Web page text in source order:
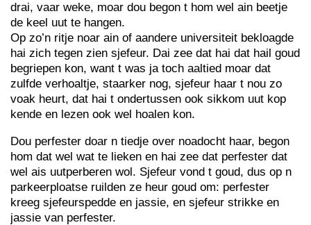
drai, vaar weke, moar dou begon t hom wel ain beetje
de keel uut te hangen.
Op zo’n ritje noar ain of aandere universiteit bekloagde
hai zich tegen zien sjefeur. Dai zee dat hai dat hail goud
begriepen kon, want t was ja toch aaltied moar dat
zulfde verhoaltje, staarker nog, sjefeur haar t nou zo
voak heurt, dat hai t ondertussen ook sikkom uut kop
kende en lezen ook wel hoalen kon.
Dou perfester doar n tiedje over noadocht haar, begon
hom dat wel wat te lieken en hai zee dat perfester dat
wel ais uutperberen wol. Sjefeur vond t goud, dus op n
parkeerploatse ruilden ze heur goud om: perfester
kreeg sjefeurspedde en jassie, en sjefeur strikke en
jassie van perfester.